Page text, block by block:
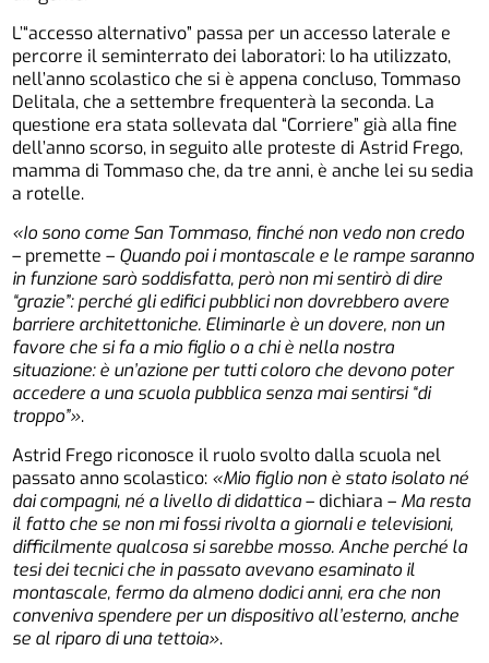
L’“accesso alternativo” passa per un accesso laterale e
percorre il seminterrato dei laboratori: lo ha utilizzato,
nell’anno scolastico che si è appena concluso, Tommaso
Delitala, che a settembre frequenterà la seconda. La
questione era stata sollevata dal “Corriere” già alla fine
dell’anno scorso, in seguito alle proteste di Astrid Frego,
mamma di Tommaso che, da tre anni, è anche lei su sedia
a rotelle.
«Io sono come San Tommaso, finché non vedo non credo
– premette – Quando poi i montascale e le rampe saranno
in funzione sarò soddisfatta, però non mi sentirò di dire
“grazie”: perché gli edifici pubblici non dovrebbero avere
barriere architettoniche. Eliminarle è un dovere, non un
favore che si fa a mio figlio o a chi è nella nostra
situazione: è un’azione per tutti coloro che devono poter
accedere a una scuola pubblica senza mai sentirsi “di
troppo”».
Astrid Frego riconosce il ruolo svolto dalla scuola nel
passato anno scolastico: «Mio figlio non è stato isolato né
dai compagni, né a livello di didattica– dichiara – Ma resta
il fatto che se non mi fossi rivolta a giornali e televisioni,
difficilmente qualcosa si sarebbe mosso. Anche perché la
tesi dei tecnici che in passato avevano esaminato il
montascale, fermo da almeno dodici anni, era che non
conveniva spendere per un dispositivo all’esterno, anche
se al riparo di una tettoia».